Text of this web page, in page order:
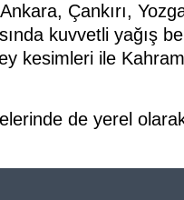
Çankırı,
kuvvetli yağış
kesimleri ile
de yerel